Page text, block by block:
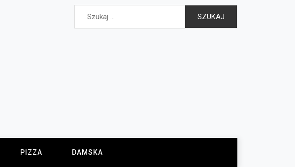
Szukaj:
PIZZA DAMSKA